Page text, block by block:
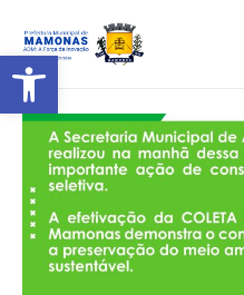
Barra de